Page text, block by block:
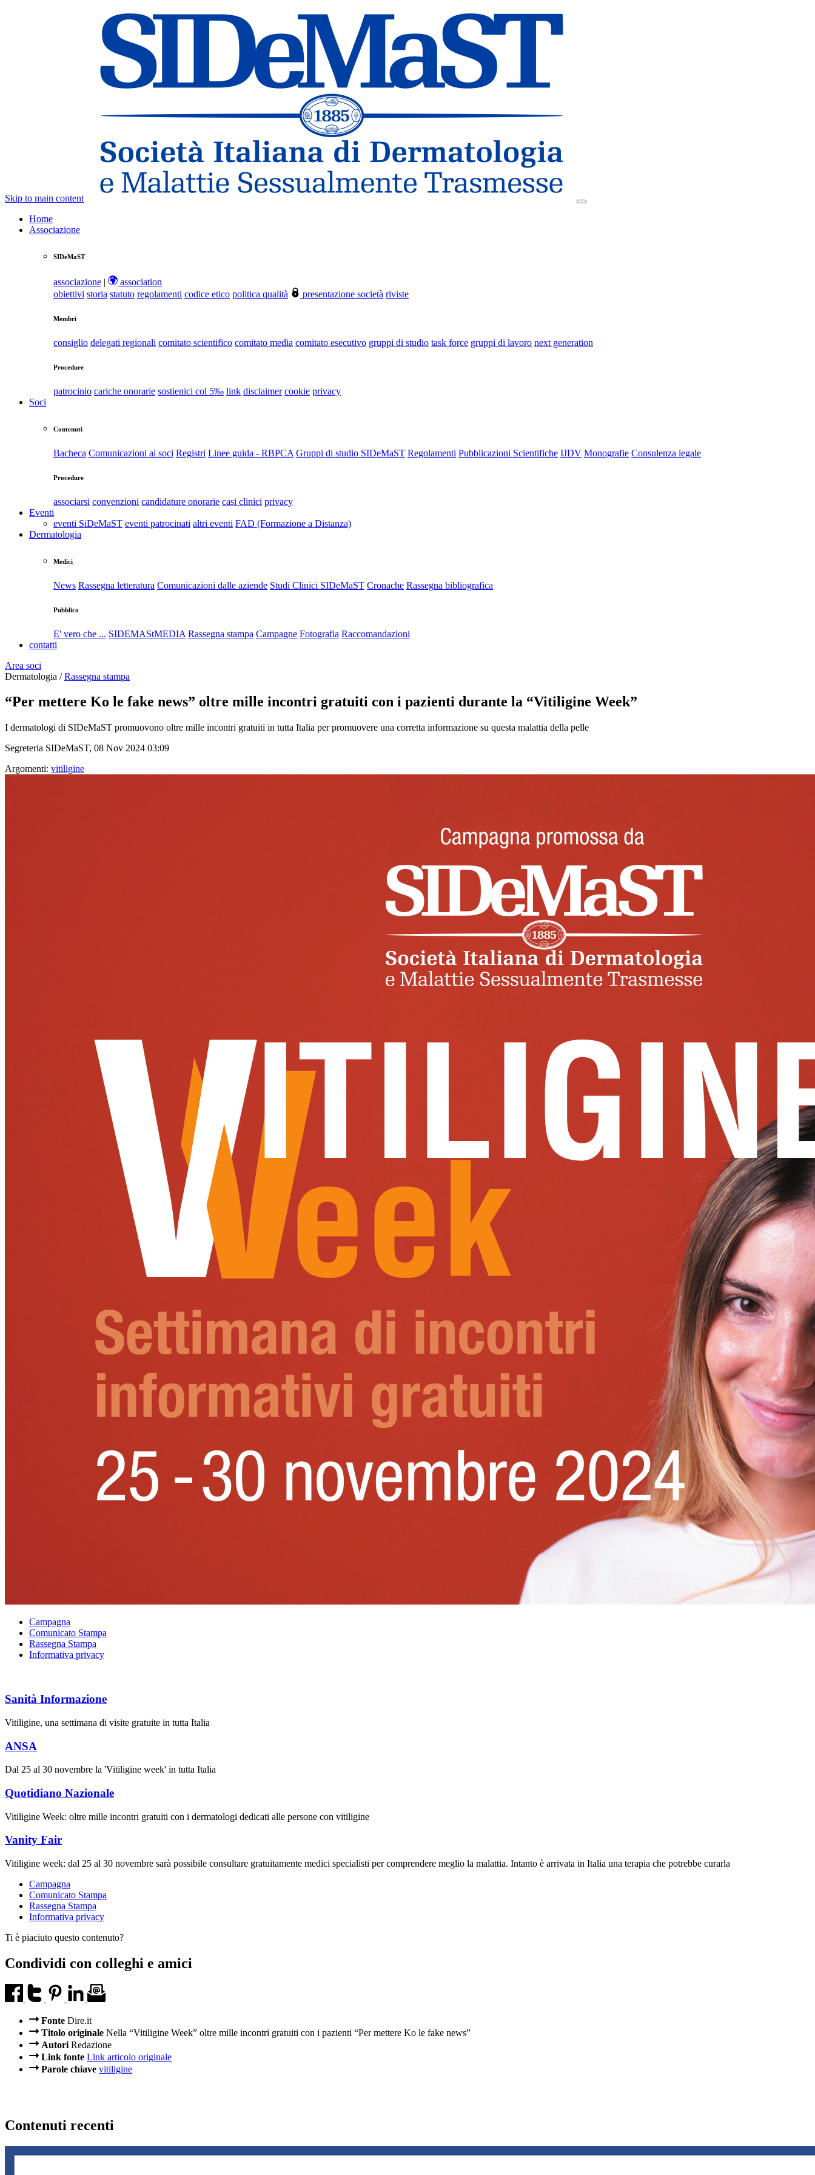
Skip to main content
Home
Associazione
SIDeMaST
associazione |
association
obiettivi storia statuto regolamenti codice etico politica qualità presentazione società riviste
Membri
consiglio delegati regionali comitato scientifico comitato media comitato esecutivo gruppi di studio task force gruppi di lavoro next generation
Procedure
patrocinio cariche onorarie sostienici col 5‰ link disclaimer cookie privacy
Soci
Contenuti
Bacheca Comunicazioni ai soci Registri Linee guida - RBPCA Gruppi di studio SIDeMaST Regolamenti Pubblicazioni Scientifiche IJDV Monografie Consulenza legale
Procedure
associarsi convenzioni candidature onorarie casi clinici privacy
Eventi
eventi SiDeMaST eventi patrocinati altri eventi FAD (Formazione a Distanza)
Dermatologia
Medici
News Rassegna letteratura Comunicazioni dalle aziende Studi Clinici SIDeMaST Cronache Rassegna bibliografica
Pubblico
E' vero che ... SIDEMAStMEDIA Rassegna stampa Campagne Fotografia Raccomandazioni
contatti
Area soci
Dermatologia /Rassegna stampa
“Per mettere Ko le fake news” oltre mille incontri gratuiti con i pazienti durante la “Vitiligine Week”
I dermatologi di SIDeMaST promuovono oltre mille incontri gratuiti in tutta Italia per promuovere una corretta informazione su questa malattia della pelle
Segreteria SIDeMaST, 08 Nov 2024 03:09
Argomenti: vitiligine
Campagna
Comunicato Stampa
Rassegna Stampa
Informativa privacy
Sanità Informazione
Vitiligine, una settimana di visite gratuite in tutta Italia
ANSA
Dal 25 al 30 novembre la 'Vitiligine week' in tutta Italia
Quotidiano Nazionale
Vitiligine Week: oltre mille incontri gratuiti con i dermatologi dedicati alle persone con vitiligine
Vanity Fair
Vitiligine week: dal 25 al 30 novembre sarà possibile consultare gratuitamente medici specialisti per comprendere meglio la malattia. Intanto è arrivata in Italia una terapia che potrebbe curarla
Campagna
Comunicato Stampa
Rassegna Stampa
Informativa privacy
Ti è piaciuto questo contenuto?
Condividi con colleghi e amici
Fonte Dire.it
Titolo originale Nella “Vitiligine Week” oltre mille incontri gratuiti con i pazienti “Per mettere Ko le fake news”
Autori Redazione
Link fonte Link articolo originale
Parole chiave vitiligine
Contenuti recenti